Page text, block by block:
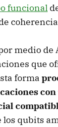
funcional
medio de
que
forma
los qubits